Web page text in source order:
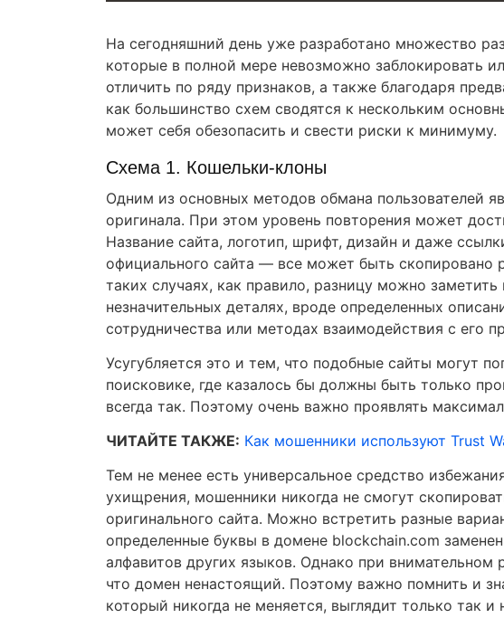
На сегодняшний день уже разработано множество
которые в полной мере невозможно заблокировать
отличить по ряду признаков, а также благодаря
как большинство схем сводятся к нескольким
может себя обезопасить и свести риски к минимуму.
Схема 1. Кошельки-клоны
Одним из основных методов обмана пользователей
оригинала. При этом уровень повторения может
Название сайта, логотип, шрифт, дизайн и даже
официального сайта — все может быть скопировано
таких случаях, как правило, разницу можно
незначительных деталях, вроде определенных
сотрудничества или методах взаимодействия с его
Усугубляется это и тем, что подобные сайты могут
поисковике, где казалось бы должны быть только
всегда так. Поэтому очень важно проявлять
ЧИТАЙТЕ ТАКЖЕ: Как мошенники используют Trust
Тем не менее есть универсальное средство
ухищрения, мошенники никогда не смогут
оригинального сайта. Можно встретить разные
определенные буквы в домене blockchain.com
алфавитов других языков. Однако при внимательном
что домен ненастоящий. Поэтому важно помнить и
который никогда не меняется, выглядит только так и